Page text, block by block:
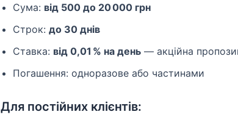
Сума: від 500 до 20 000 грн
Строк: до 30 днів
Ставка: від 0,01 % на день — акційна
Погашення: одноразове або частинами
Для постійних клієнтів: